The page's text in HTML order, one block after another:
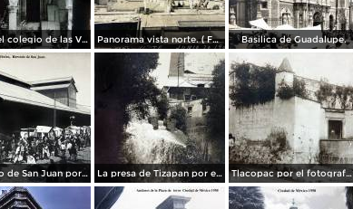
Patio del colegio de las Vizcainas por el fotografo Hugo Brehme. Panorama vista norte. ( Fechada el 20 de Junio de 1905 ). Basilica de Guadalupe.
Mercado de San Juan por el fotografo Felix Miret La presa de Tizapan por el fotografo Fernando Kososky. ( Circulada el 22 de Diembre de 1910 ). Tlacopac por el fotografo Hugo Brehme.